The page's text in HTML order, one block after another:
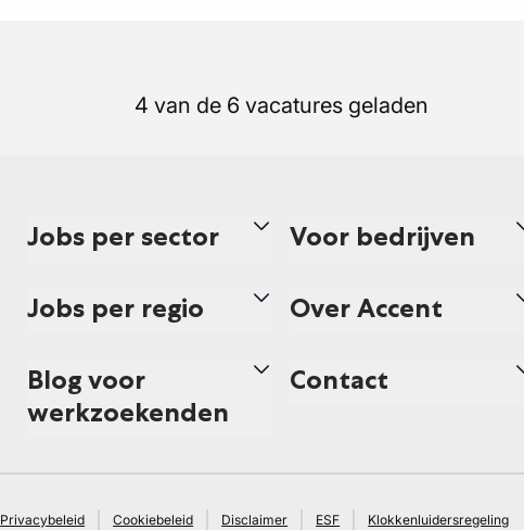
4 van de 6 vacatures geladen
Jobs per sector
Jobs per regio
Blog voor
werkzoekenden
Voor bedrijven
Over Accent
Contact
Privacybeleid Cookiebeleid Disclaimer ESF Klokkenluidersregeling